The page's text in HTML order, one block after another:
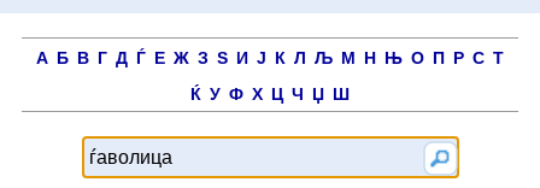
А Б В Г Д Ѓ Е Ж З Ѕ И Ј К Л Љ М Н Њ О П Р С Т
Ќ У Ф Х Ц Ч Џ Ш